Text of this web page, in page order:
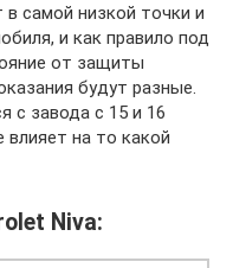
самой низкой точки и
и как правило под
от защиты
будут разные.
с завода с 15 и 16
на то какой
Niva: